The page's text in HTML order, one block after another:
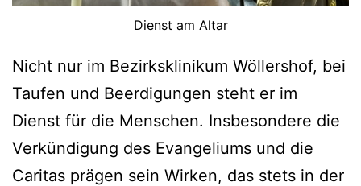
Dienst am Altar
Nicht nur im Bezirksklinikum Wöllershof, bei
Taufen und Beerdigungen steht er im
Dienst für die Menschen. Insbesondere die
Verkündigung des Evangeliums und die
Caritas prägen sein Wirken, das stets in der